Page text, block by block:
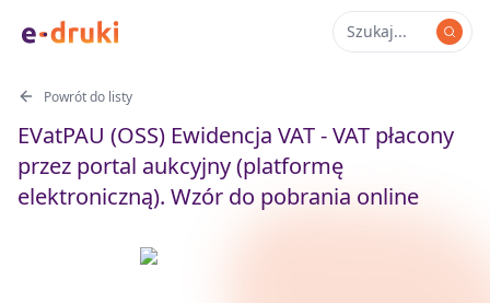
Powrót do listy
EVatPAU (OSS) Ewidencja VAT - VAT płacony
przez portal aukcyjny (platformę
elektroniczną). Wzór do pobrania online